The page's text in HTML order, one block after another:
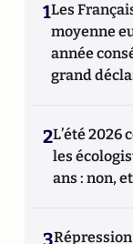
1Les
moyenne
année
grand
2L’été 2026
les
ans : non,
3